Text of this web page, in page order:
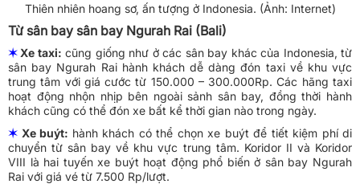
Thiên nhiên hoang sơ, ấn tượng ở Indonesia. (Ảnh: Internet)
Từ sân bay sân bay Ngurah Rai (Bali)
✶ Xe taxi: cũng giống như ở các sân bay khác của Indonesia, từ
sân bay Ngurah Rai hành khách dễ dàng đón taxi về khu vực
trung tâm với giá cước từ 150.000 – 300.000Rp. Các hãng taxi
hoạt động nhộn nhịp bên ngoài sảnh sân bay, đồng thời hành
khách cũng có thể đón xe bất kể thời gian nào trong ngày.
✶ Xe buýt: hành khách có thể chọn xe buýt để tiết kiệm phí di
chuyển từ sân bay về khu vực trung tâm. Koridor II và Koridor
VIII là hai tuyến xe buýt hoạt động phổ biến ở sân bay Ngurah
Rai với giá vé từ 7.500 Rp/lượt.